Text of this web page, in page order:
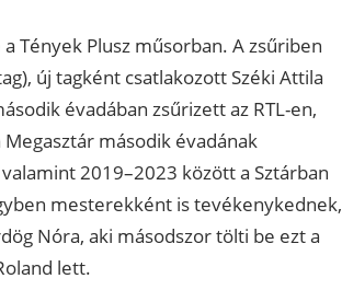
Tények Plusz műsorban. A zsűriben
új tagként csatlakozott Széki Attila
évadában zsűrizett az RTL-en,
második évadának
2019–2023 között a Sztárban
mesterekként is tevékenykednek,
Nóra, aki másodszor tölti be ezt a
lett.